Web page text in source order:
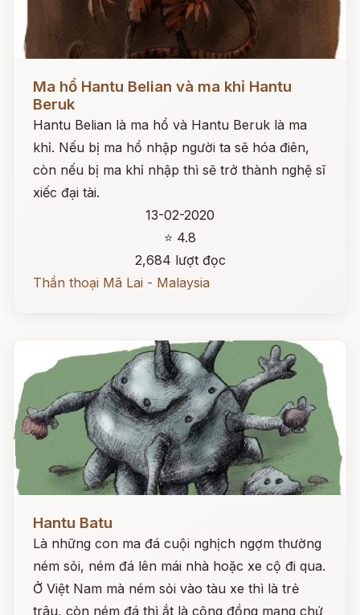
Ma hổ Hantu Belian và ma khỉ Hantu
Beruk
Hantu Belian là ma hổ và Hantu Beruk là ma
khỉ. Nếu bị ma hổ nhập người ta sẽ hóa điên,
còn nếu bị ma khỉ nhập thì sẽ trở thành nghệ sĩ
xiếc đại tài.
13-02-2020
⭐ 4.8
2,684 lượt đọc
Thần thoại Mã Lai - Malaysia
Hantu Batu
Là những con ma đá cuội nghịch ngợm thường
ném sỏi, ném đá lên mái nhà hoặc xe cộ đi qua.
Ở Việt Nam mà ném sỏi vào tàu xe thì là trẻ
trâu, còn ném đá thì ắt là cộng đồng mạng chứ